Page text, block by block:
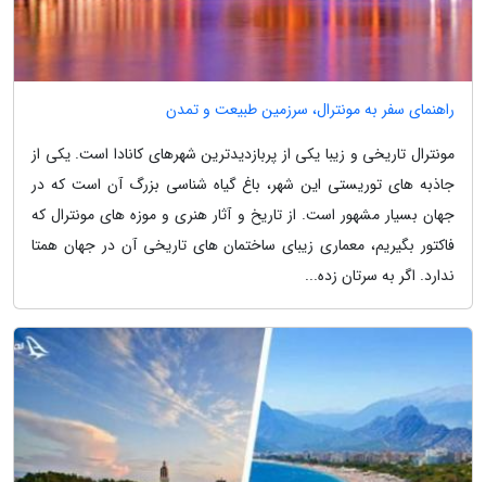
راهنمای سفر به مونترال، سرزمین طبیعت و تمدن
مونترال تاریخی و زیبا یکی از پربازدیدترین شهرهای کانادا است. یکی از
جاذبه های توریستی این شهر، باغ گیاه شناسی بزرگ آن است که در
جهان بسیار مشهور است. از تاریخ و آثار هنری و موزه های مونترال که
فاکتور بگیریم، معماری زیبای ساختمان های تاریخی آن در جهان همتا
ندارد. اگر به سرتان زده...